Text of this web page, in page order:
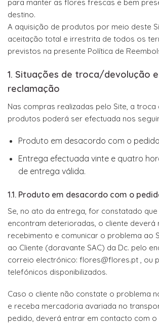
para manter as flores frescas e bem
destino.
A aquisição de produtos por meio deste
aceitação total e irrestrita de todos os
previstos na presente Política de
1. Situações de troca/devolução
reclamação
Nas compras realizadas pelo Site, a
produtos poderá ser efectuada nos
Produto em desacordo com o
Entrega efectuada vinte e quatro
de entrega válida.
1.1. Produto em desacordo com o
Se, no ato da entrega, for constatado
encontram deterioradas, o cliente deverá
recebimento e comunicar o problema ao
ao Cliente (doravante SAC) da Dc. pelo
correio electrónico: flores@flores.pt , ou
telefónicos disponibilizados.
Caso o cliente não constate o problema
e receba mercadoria avariada no
pedido, deverá entrar em contacto com o